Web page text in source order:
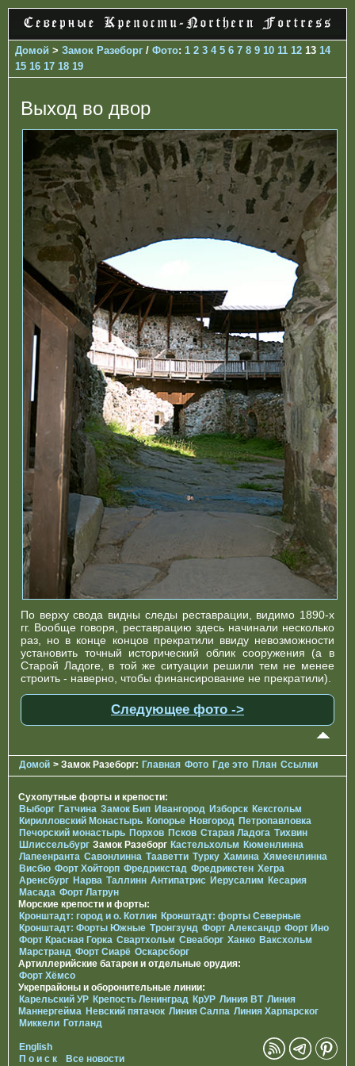
Домой > Замок Разеборг / Фото: 1 2 3 4 5 6 7 8 9 10 11 12 13 14
15 16 17 18 19
Выход во двор
По верху свода видны следы реставрации, видимо 1890-х
гг. Вообще говоря, реставрацию здесь начинали несколько
раз, но в конце концов прекратили ввиду невозможности
установить точный исторический облик сооружения (а в
Старой Ладоге, в той же ситуации решили тем не менее
строить - наверно, чтобы финансирование не прекратили).
Следующее фото ->
Домой > Замок Разеборг: Главная Фото Где это План Ссылки
Сухопутные форты и крепости:
Выборг Гатчина Замок Бип Ивангород Изборск Кексгольм
Кирилловский Монастырь Копорье Новгород Петропавловка
Печорcкий монастырь Порхов Псков Старая Ладога Тихвин
Шлиссельбург Замок Разеборг Кастельхольм Кюменлинна
Лапеенранта Савонлинна Тааветти Турку Хамина Хямеенлинна
Висбю Форт Хойторп Фредрикстад Фредрикстен Хегра
Аренсбург Нарва Таллинн Антипатрис Иерусалим Кесария
Масада Форт Латрун
Морские крепости и форты:
Кронштадт: город и о. Котлин Кронштадт: форты Северные
Кронштадт: Форты Южные Тронгзунд Форт Александр Форт Ино
Форт Красная Горка Свартхольм Свеаборг Ханко Ваксхольм
Марстранд Форт Сиарё Оскарсборг
Артиллерийские батареи и отдельные орудия:
Форт Хёмсо
Укрепрайоны и оборонительные линии:
Карельский УР Крепость Ленинград КрУР Линия ВТ Линия
Маннергейма Невский пятачок Линия Салпа Линия Харпарског
Миккели Готланд
English
П о и с к
Все новости